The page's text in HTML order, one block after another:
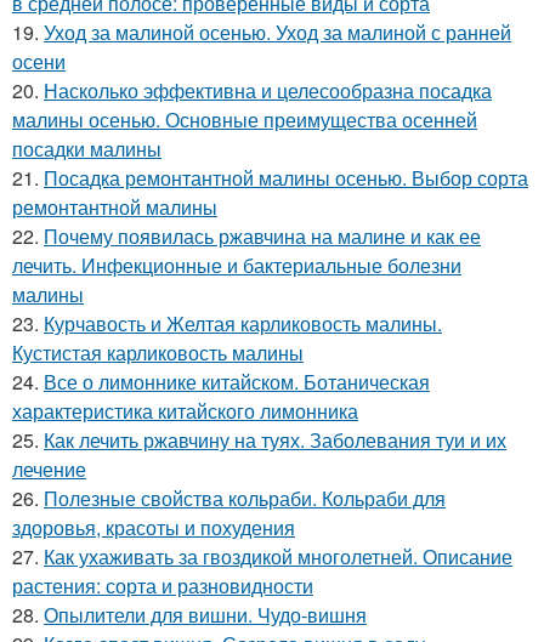
19. Уход за малиной осенью. Уход за малиной с ранней
осени
20. Насколько эффективна и целесообразна посадка
малины осенью. Основные преимущества осенней
посадки малины
21. Посадка ремонтантной малины осенью. Выбор сорта
ремонтантной малины
22. Почему появилась ржавчина на малине и как ее
лечить. Инфекционные и бактериальные болезни
малины
23. Курчавость и Желтая карликовость малины.
Кустистая карликовость малины
24. Все о лимоннике китайском. Ботаническая
характеристика китайского лимонника
25. Как лечить ржавчину на туях. Заболевания туи и их
лечение
26. Полезные свойства кольраби. Кольраби для
здоровья, красоты и похудения
27. Как ухаживать за гвоздикой многолетней. Описание
растения: сорта и разновидности
28. Опылители для вишни. Чудо-вишня